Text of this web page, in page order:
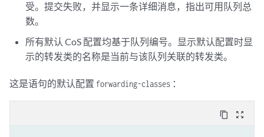
受。提交失败，并显示一条详细消息，指出可用队列总
数。
所有默认 CoS 配置均基于队列编号。显示默认配置时显
示的转发类的名称是当前与该队列关联的转发类。
这是语句的默认配置 forwarding-classes ：
content_copy zoom_out_map